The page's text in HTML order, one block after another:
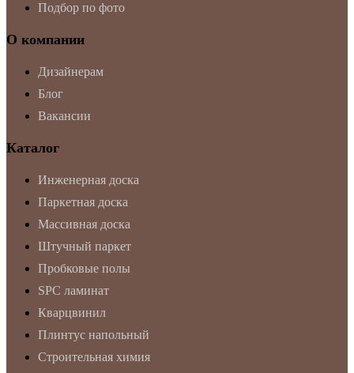
Подбор по фото
О компании
Дизайнерам
Блог
Вакансии
Каталог
Инженерная доска
Паркетная доска
Массивная доска
Штучный паркет
Пробковые полы
SPC ламинат
Кварцвинил
Плинтус напольный
Строительная химия